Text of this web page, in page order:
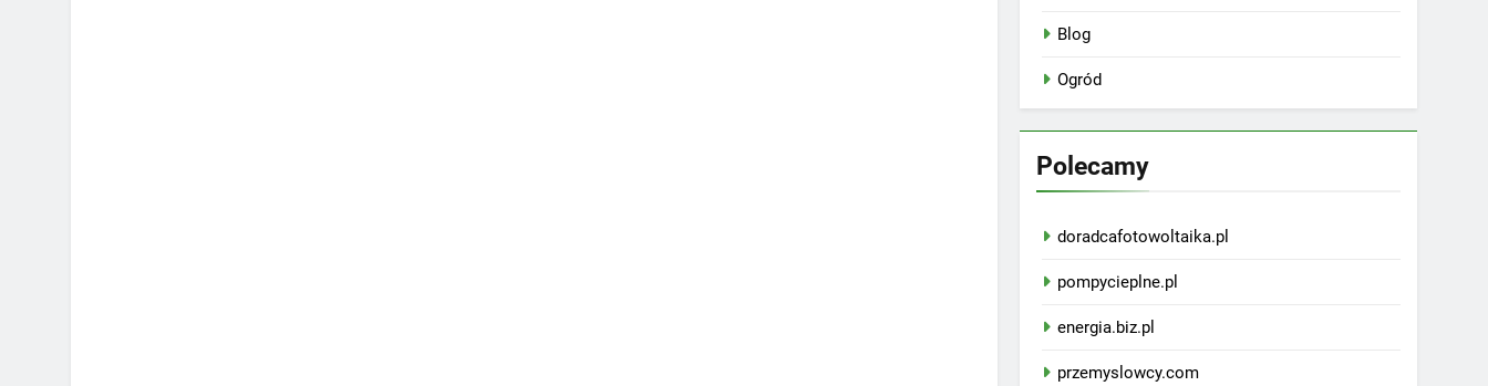
Blog
Ogród
Polecamy
doradcafotowoltaika.pl
pompycieplne.pl
energia.biz.pl
przemyslowcy.com